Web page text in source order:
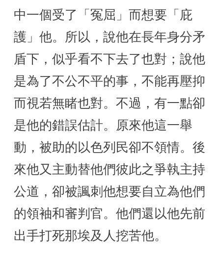
中一個受了「冤屈」而想要「庇
護」他。所以，說他在長年身分矛
盾下，似乎看不下去了也對；說他
是為了不公不平的事，不能再壓抑
而視若無睹也對。不過，有一點卻
是他的錯誤估計。原來他這一舉
動，被助的以色列民卻不領情。後
來他又主動替他們彼此之爭執主持
公道，卻被諷刺他想要自立為他們
的領袖和審判官。他們還以他先前
出手打死那埃及人挖苦他。